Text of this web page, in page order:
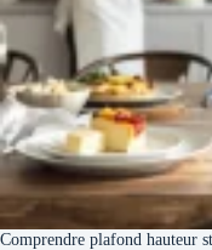
Comprendre plafond hauteur